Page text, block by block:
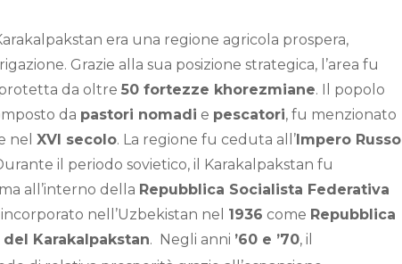
era una regione agricola prospera,
Grazie alla sua posizione strategica, l’area fu
da oltre 50 fortezze khorezmiane. Il popolo
da pastori nomadi e pescatori, fu menzionato
nel XVI secolo. La regione fu ceduta all’ Impero Russo
il periodo sovietico, il Karakalpakstan fu
all’interno della Repubblica Socialista Federativa
nell’Uzbekistan nel 1936 come Repubblica
Karakalpakstan. Negli anni ’60 e ’70, il